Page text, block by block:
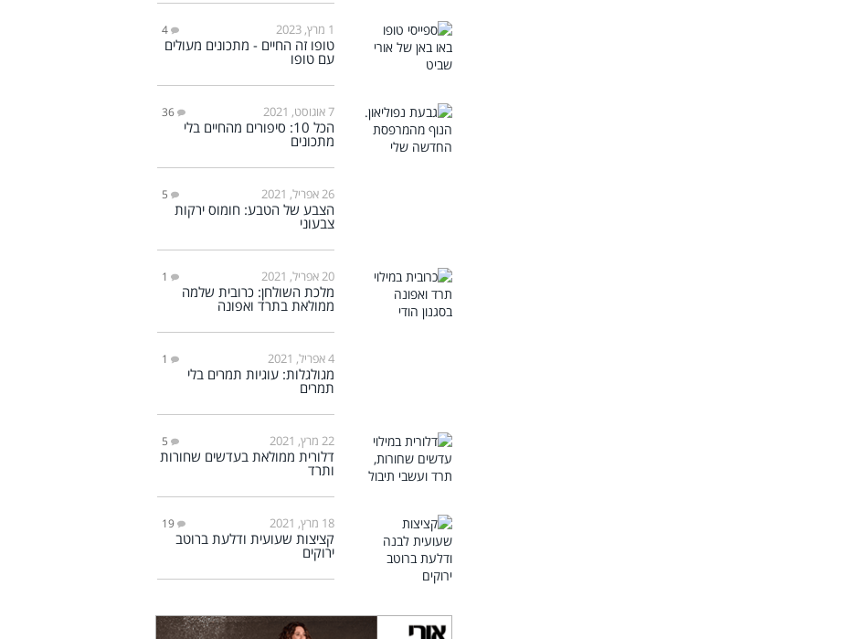
1 מרץ, 2023 4
טופו זה החיים - מתכונים מעולים
עם טופו
7 אוגוסט, 2021 36
הכל 10: סיפורים מהחיים בלי
מתכונים
26 אפריל, 2021 5
הצבע של הטבע: חומוס ירקות
צבעוני
20 אפריל, 2021 1
מלכת השולחן: כרובית שלמה
ממולאת בתרד ואפונה
4 אפריל, 2021 1
מגולגלות: עוגיות תמרים בלי
תמרים
22 מרץ, 2021 5
דלורית ממולאת בעדשים שחורות
ותרד
18 מרץ, 2021 19
קציצות שעועית ודלעת ברוטב
ירוקים